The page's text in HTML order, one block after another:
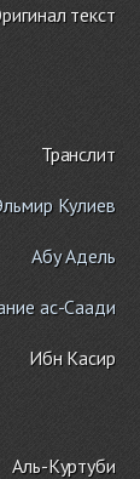
текст
Транслит
Кулиев
Абу Адель
ас-Саади
Ибн Касир
Аль-Куртуби